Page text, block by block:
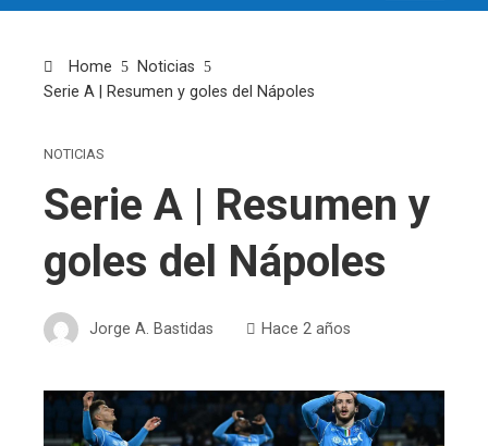
Home
Noticias
Serie A | Resumen y goles del Nápoles
NOTICIAS
Serie A | Resumen y
goles del Nápoles
Jorge A. Bastidas Hace 2 años